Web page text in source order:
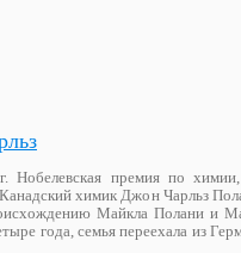
Нобелевская премия по
химик Джон Чарльз
Майкла Полани и
года, семья переехала из